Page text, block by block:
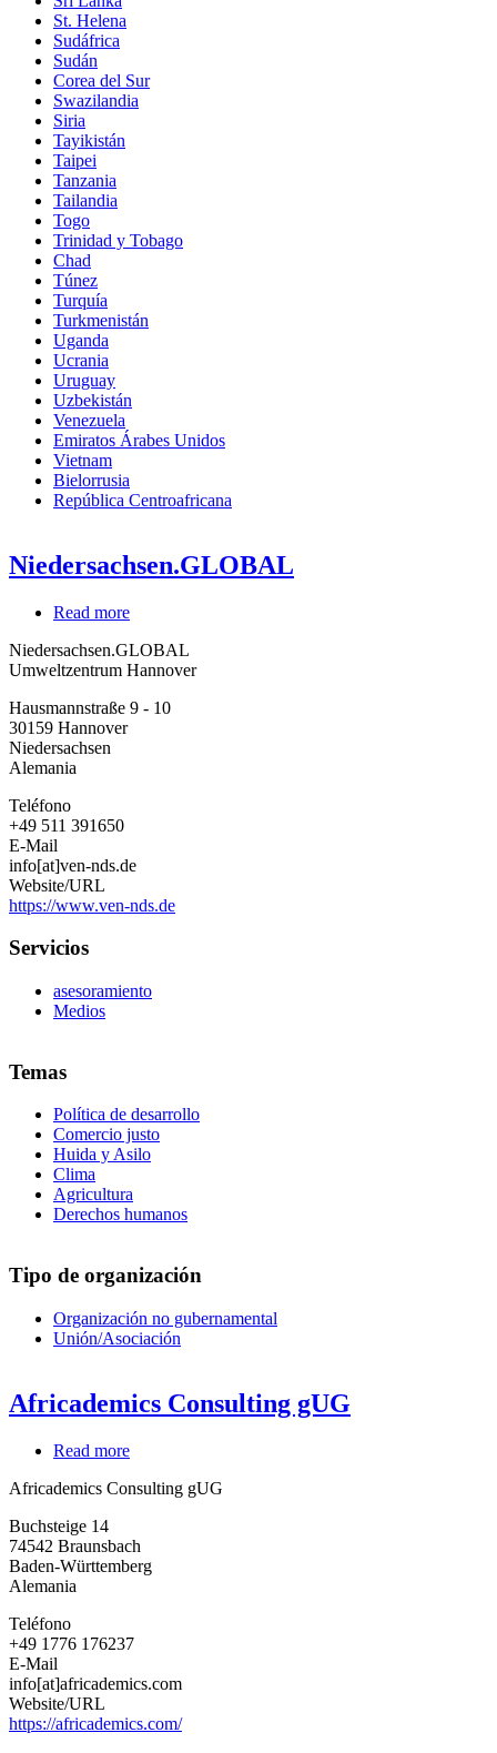
St. Helena
Sudáfrica
Sudán
Corea del Sur
Swazilandia
Siria
Tayikistán
Taipei
Tanzania
Tailandia
Togo
Trinidad y Tobago
Chad
Túnez
Turquía
Turkmenistán
Uganda
Ucrania
Uruguay
Uzbekistán
Venezuela
Emiratos Árabes Unidos
Vietnam
Bielorrusia
República Centroafricana
Niedersachsen.GLOBAL
Read more
Niedersachsen.GLOBAL
Umweltzentrum Hannover
Hausmannstraße 9 - 10
30159 Hannover
Niedersachsen
Alemania
Teléfono
+49 511 391650
E-Mail
info[at]ven-nds.de
Website/URL
https://www.ven-nds.de
Servicios
asesoramiento
Medios
Temas
Política de desarrollo
Comercio justo
Huida y Asilo
Clima
Agricultura
Derechos humanos
Tipo de organización
Organización no gubernamental
Unión/Asociación
Africademics Consulting gUG
Read more
Consulting
Africademics Consulting gUG
Buchsteige 14
74542 Braunsbach
Baden-Württemberg
Alemania
Teléfono
+49 1776 176237
E-Mail
info[at]africademics.com
Website/URL
https://africademics.com/